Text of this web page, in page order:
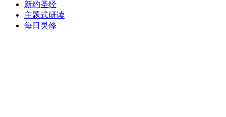
新约圣经
主题式研读
每日灵修